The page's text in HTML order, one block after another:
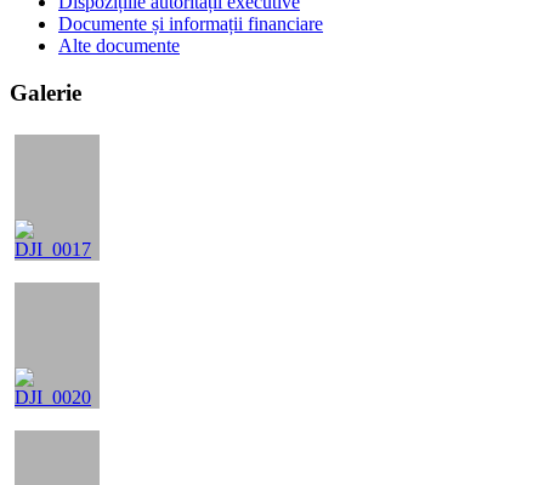
Documente și informații financiare
Alte documente
Galerie